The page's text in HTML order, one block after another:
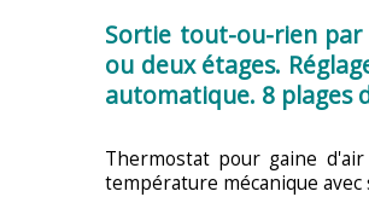
Sortie tout-ou-rien par
ou deux étages.
automatique. 8 plages
Thermostat pour gaine
température mécanique